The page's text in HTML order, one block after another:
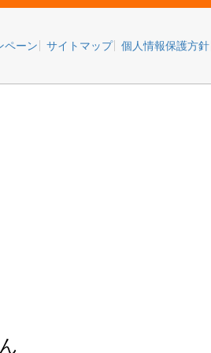
ペーン サイトマップ 個人情報保護方針